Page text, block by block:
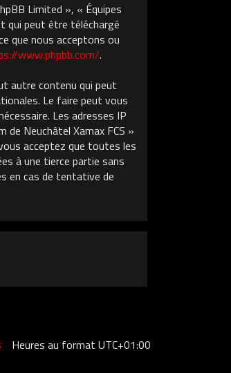
Limited », « Équipes
qui peut être téléchargé
que nous acceptons ou
www.phpbb.com/.
autre contenu qui peut
Le faire peut vous
Les adresses IP
Neuchâtel Xamax FCS »
acceptez que toutes les
à une tierce partie sans
en cas de tentative de
Heures au formatUTC+01:00